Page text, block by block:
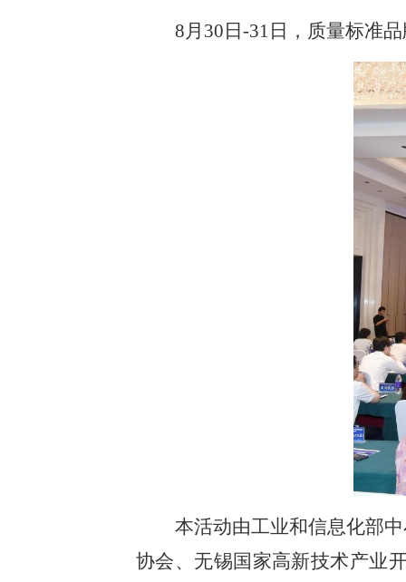
8月30日-31日，质量标准
本活动由工业和信息化部
协会、无锡国家高新技术产业